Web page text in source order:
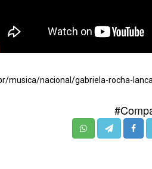
musica/nacional/gabriela-rocha-